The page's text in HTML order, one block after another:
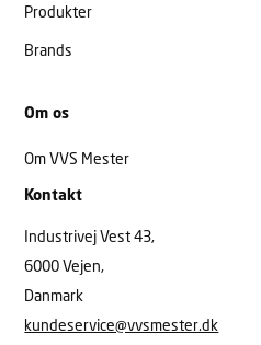
Produkter
Brands
Om os
Om VVS Mester
Kontakt
Industrivej Vest 43,
6000 Vejen,
Danmark
kundeservice@vvsmester.dk